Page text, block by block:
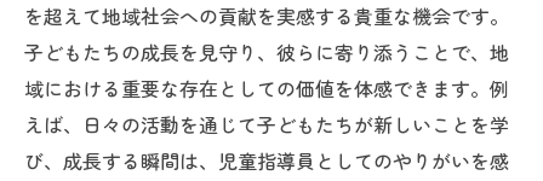
を超えて地域社会への貢献を実感する貴重な機会です。
子どもたちの成長を見守り、彼らに寄り添うことで、地
域における重要な存在としての価値を体感できます。例
えば、日々の活動を通じて子どもたちが新しいことを学
び、成長する瞬間は、児童指導員としてのやりがいを感